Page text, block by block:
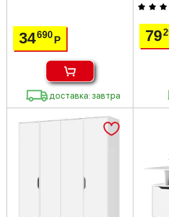
34690Р
доставка: завтра
79